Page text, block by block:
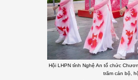
Hội LHPN tỉnh Nghệ An tổ chức
trăm cán bộ,